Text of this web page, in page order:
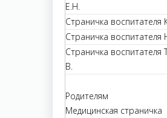
Е.Н.
Страничка воспитателя
Страничка воспитателя
Страничка воспитателя
В.
Родителям
Медицинская страничка